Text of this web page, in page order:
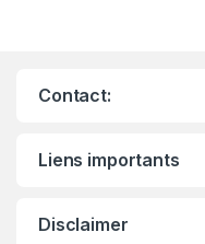
Contact:
Liens importants
Disclaimer